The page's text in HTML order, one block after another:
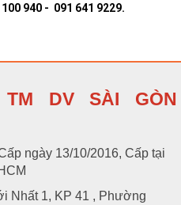
100 940 - 091 641 9229.
DV SÀI GÒN
ngày 13/10/2016, Cấp tại
Nhất 1, KP 41 , Phường